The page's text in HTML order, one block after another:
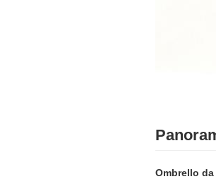
Ombrello